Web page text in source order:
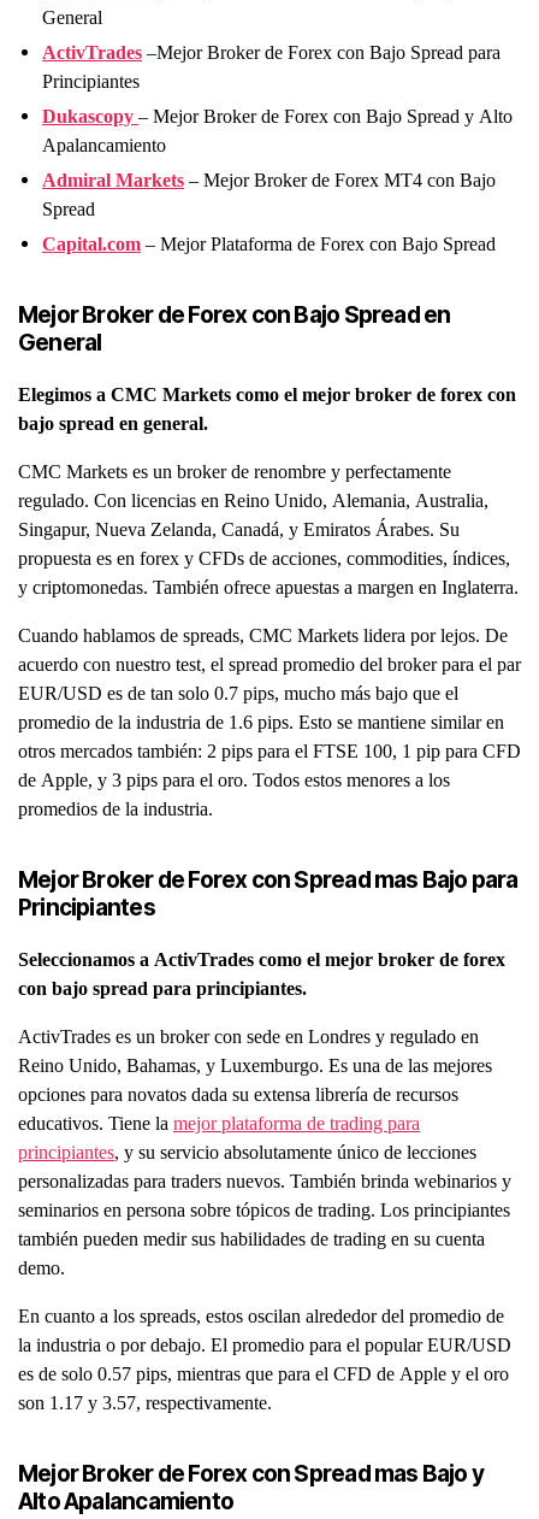
General
ActivTrades –Mejor Broker de Forex con Bajo Spread para
Principiantes
Dukascopy – Mejor Broker de Forex con Bajo Spread y Alto
Apalancamiento
Admiral Markets – Mejor Broker de Forex MT4 con Bajo
Spread
Capital.com – Mejor Plataforma de Forex con Bajo Spread
Mejor Broker de Forex con Bajo Spread en
General
Elegimos a CMC Markets como el mejor broker de forex con
bajo spread en general.
CMC Markets es un broker de renombre y perfectamente
regulado. Con licencias en Reino Unido, Alemania, Australia,
Singapur, Nueva Zelanda, Canadá, y Emiratos Árabes. Su
propuesta es en forex y CFDs de acciones, commodities, índices,
y criptomonedas. También ofrece apuestas a margen en Inglaterra.
Cuando hablamos de spreads, CMC Markets lidera por lejos. De
acuerdo con nuestro test, el spread promedio del broker para el par
EUR/USD es de tan solo 0.7 pips, mucho más bajo que el
promedio de la industria de 1.6 pips. Esto se mantiene similar en
otros mercados también: 2 pips para el FTSE 100, 1 pip para CFD
de Apple, y 3 pips para el oro. Todos estos menores a los
promedios de la industria.
Mejor Broker de Forex con Spread mas Bajo para
Principiantes
Seleccionamos a ActivTrades como el mejor broker de forex
con bajo spread para principiantes.
ActivTrades es un broker con sede en Londres y regulado en
Reino Unido, Bahamas, y Luxemburgo. Es una de las mejores
opciones para novatos dada su extensa librería de recursos
educativos. Tiene la mejor plataforma de trading para
principiantes, y su servicio absolutamente único de lecciones
personalizadas para traders nuevos. También brinda webinarios y
seminarios en persona sobre tópicos de trading. Los principiantes
también pueden medir sus habilidades de trading en su cuenta
demo.
En cuanto a los spreads, estos oscilan alrededor del promedio de
la industria o por debajo. El promedio para el popular EUR/USD
es de solo 0.57 pips, mientras que para el CFD de Apple y el oro
son 1.17 y 3.57, respectivamente.
Mejor Broker de Forex con Spread mas Bajo y
Alto Apalancamiento